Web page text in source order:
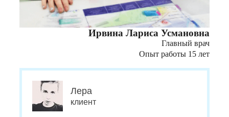
Ирвина Лариса Усмановна
Главный врач
Опыт работы 15 лет
Лера
клиент